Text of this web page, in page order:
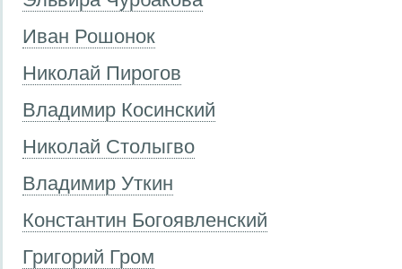
Иван Рошонок
Николай Пирогов
Владимир Косинский
Николай Столыгво
Владимир Уткин
Константин Богоявленский
Григорий Гром